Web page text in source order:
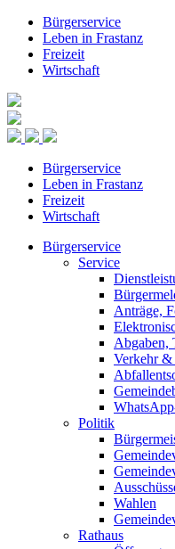
Bürgerservice
Leben in Frastanz
Freizeit
Wirtschaft
Bürgerservice
Leben in Frastanz
Freizeit
Wirtschaft
Bürgerservice
Service
Anträge,
Abgaben,
Verkehr
Politik
Wahlen
Rathaus